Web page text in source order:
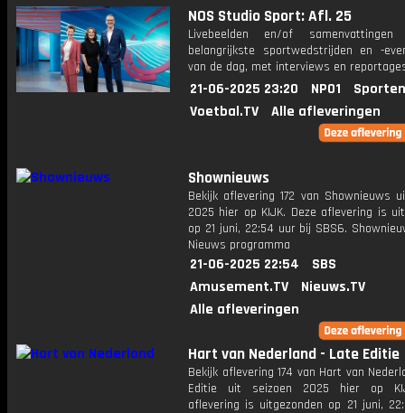
NOS Studio Sport: Afl. 25
Livebeelden en/of
belangrijkste sportwedstrijden en -
van de dag, met interviews en
21-06-2025 23:20 NPO1
Voetbal.TV
Alle afleveringen
Shownieuws
Bekijk aflevering 172 van Shownieuws
2025 hier op KIJK. Deze aflevering is
op 21 juni, 22:54 uur bij SBS6.
Nieuws programma
21-06-2025 22:54
SBS
Amusement.TV
Nieuws.TV
Alle afleveringen
Hart van Nederland - Late Editie
Bekijk aflevering 174 van Hart van
Editie uit seizoen 2025 hier op
aflevering is uitgezonden op 21 juni,